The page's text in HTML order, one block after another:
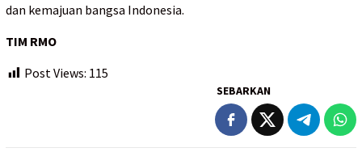
dan kemajuan bangsa Indonesia.
TIM RMO
Post Views: 115
SEBARKAN